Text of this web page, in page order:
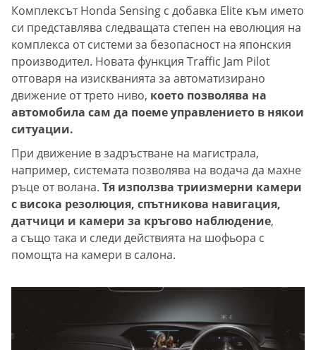
Комплексът Honda Sensing с добавка Elite към името
си представлява следващата степен на еволюция на
комплекса от системи за безопасност на японския
производител. Новата функция Traffic Jam Pilot
отговаря на изискванията за автоматизирано
движение от трето ниво, което позволява на
автомобила сам да поеме управлението в някои
ситуации.
При движение в задръстване на магистрала,
например, системата позволява на водача да махне
ръце от волана. Тя използва триизмерни камери
с висока резолюция, спътникова навигация,
датчици и камери за кръгово наблюдение,
а също така и следи действията на шофьора с
помощта на камери в салона.